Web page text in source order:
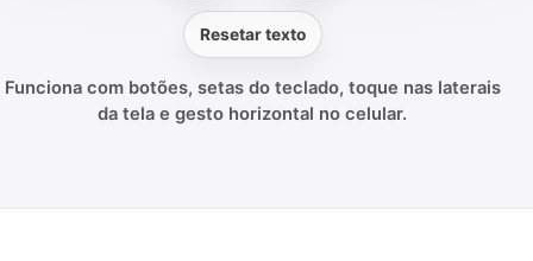
Resetar texto
Funciona com botões, setas do teclado, toque nas laterais
da tela e gesto horizontal no celular.